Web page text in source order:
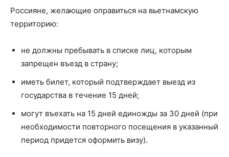
Россияне, желающие оправиться на вьетнамскую
территорию:
не должны пребывать в списке лиц, которым
запрещен въезд в страну;
иметь билет, который подтверждает выезд из
государства в течение 15 дней;
могут въехать на 15 дней единожды за 30 дней (при
необходимости повторного посещения в указанный
период придется оформить визу).